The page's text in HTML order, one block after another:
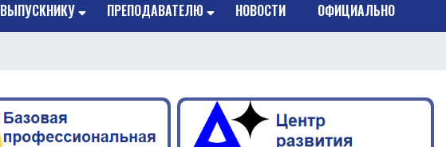
ВЫПУСКНИКУ ПРЕПОДАВАТЕЛЮ НОВОСТИ ОФИЦИАЛЬНО